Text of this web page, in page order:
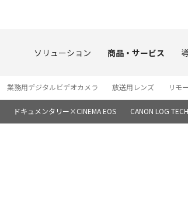
ソリューション 商品・サービス
業務用デジタルビデオカメラ 放送用レンズ リモ
ドキュメンタリー×CINEMA EOS CANON LOG